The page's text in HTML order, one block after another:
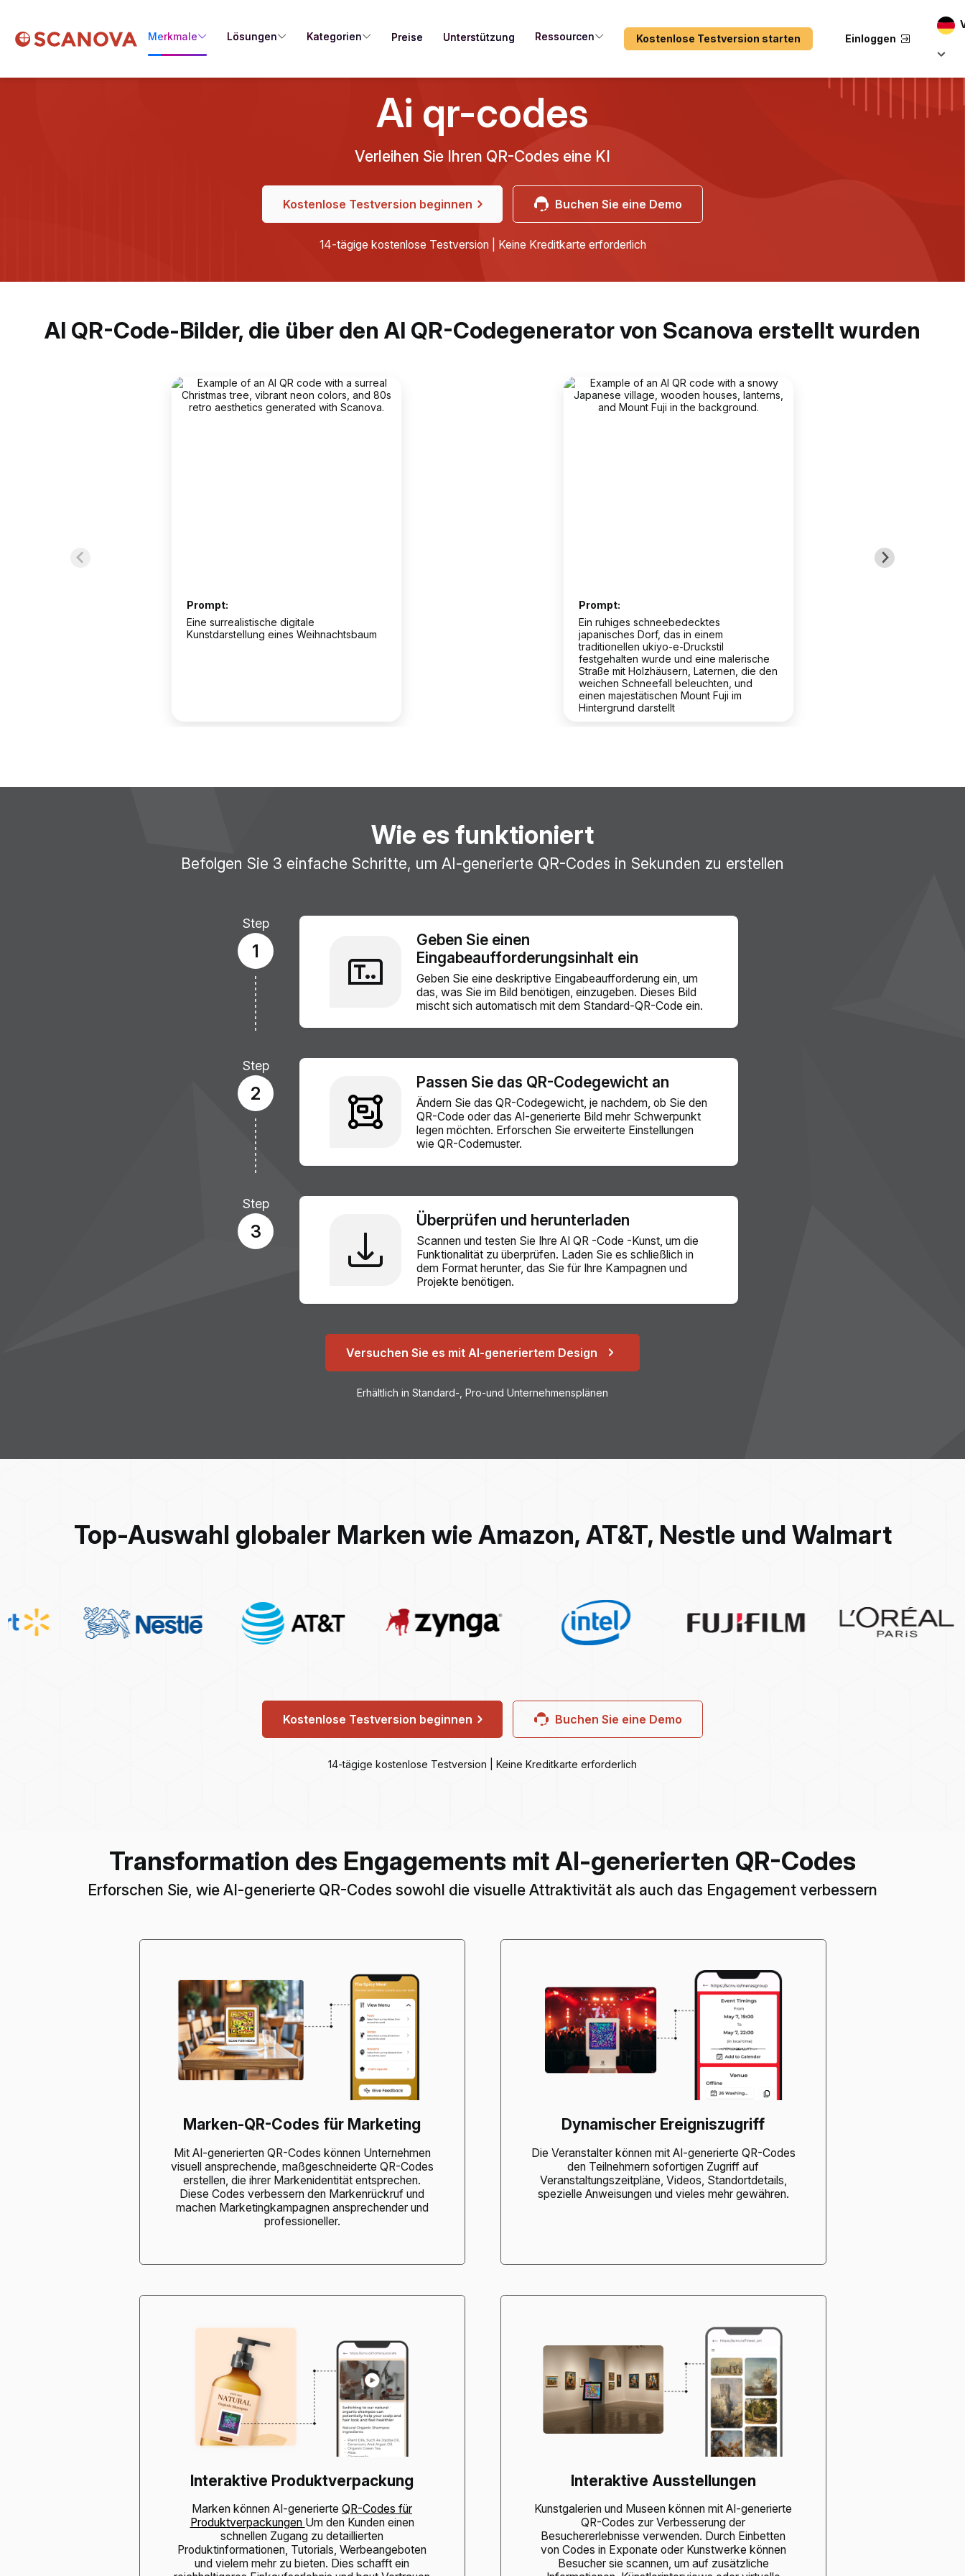
Merkmale Lösungen Kategorien Preise Unterstützung Ressourcen Kostenlose Testversion starten Einloggen
Ai qr-codes
Verleihen Sie Ihren QR-Codes eine KI
Kostenlose Testversion beginnen Buchen Sie eine Demo
14-tägige kostenlose Testversion | Keine Kreditkarte erforderlich
AI QR-Code-Bilder, die über den AI QR-Codegenerator von Scanova erstellt wurden
Prompt:
Eine surrealistische digitale
Kunstdarstellung eines Weihnachtsbaum
Prompt:
Ein ruhiges schneebedecktes
japanisches Dorf, das in einem
traditionellen ukiyo-e-Druckstil
festgehalten wurde und eine malerische
Straße mit Holzhäusern, Laternen, die den
weichen Schneefall beleuchten, und
einen majestätischen Mount Fuji im
Hintergrund darstellt
Wie es funktioniert
Befolgen Sie 3 einfache Schritte, um AI-generierte QR-Codes in Sekunden zu erstellen
Step
1
Geben Sie einen
Eingabeaufforderungsinhalt ein
Geben Sie eine deskriptive Eingabeaufforderung ein, um
das, was Sie im Bild benötigen, einzugeben. Dieses Bild
mischt sich automatisch mit dem Standard-QR-Code ein.
Step
2
Passen Sie das QR-Codegewicht an
Ändern Sie das QR-Codegewicht, je nachdem, ob Sie den
QR-Code oder das AI-generierte Bild mehr Schwerpunkt
legen möchten. Erforschen Sie erweiterte Einstellungen
wie QR-Codemuster.
Step
3
Überprüfen und herunterladen
Scannen und testen Sie Ihre AI QR -Code -Kunst, um die
Funktionalität zu überprüfen. Laden Sie es schließlich in
dem Format herunter, das Sie für Ihre Kampagnen und
Projekte benötigen.
Versuchen Sie es mit AI-generiertem Design
Erhältlich in Standard-, Pro-und Unternehmensplänen
Top-Auswahl globaler Marken wie Amazon, AT&T, Nestle und Walmart
Kostenlose Testversion beginnen Buchen Sie eine Demo
14-tägige kostenlose Testversion | Keine Kreditkarte erforderlich
Transformation des Engagements mit AI-generierten QR-Codes
Erforschen Sie, wie AI-generierte QR-Codes sowohl die visuelle Attraktivität als auch das Engagement verbessern
Marken-QR-Codes für Marketing
Mit AI-generierten QR-Codes können Unternehmen
visuell ansprechende, maßgeschneiderte QR-Codes
erstellen, die ihrer Markenidentität entsprechen.
Diese Codes verbessern den Markenrückruf und
machen Marketingkampagnen ansprechender und
professioneller.
Dynamischer Ereigniszugriff
Die Veranstalter können mit AI-generierte QR-Codes
den Teilnehmern sofortigen Zugriff auf
Veranstaltungszeitpläne, Videos, Standortdetails,
spezielle Anweisungen und vieles mehr gewähren.
Interaktive Produktverpackung
Marken können AI-generierte QR-Codes für
Produktverpackungen Um den Kunden einen
schnellen Zugang zu detaillierten
Produktinformationen, Tutorials, Werbeangeboten
und vielem mehr zu bieten. Dies schafft ein
Interaktive Ausstellungen
Kunstgalerien und Museen können mit AI-generierte
QR-Codes zur Verbesserung der
Besuchererlebnisse verwenden. Durch Einbetten
von Codes in Exponate oder Kunstwerke können
Besucher sie scannen, um auf zusätzliche